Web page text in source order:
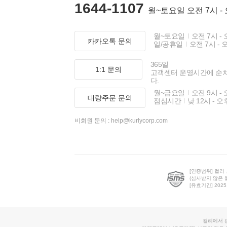
1644-1107 월~토요일 오전 7시 -
카카오톡 문의
월~토요일
오전 7시 -
일/공휴일
오전 7시 -
1:1 문의
365일
고객센터 운영시간에 순
다.
대량주문 문의
월~금요일
오전 9시 -
점심시간
낮 12시 - 오
비회원 문의 : help@kurlycorp.com
[인증범위] 컬리
(심사받지 않은
[유효기간]
컬리에서